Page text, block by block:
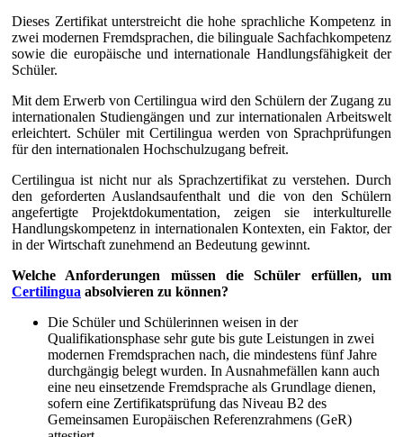
Dieses Zertifikat unterstreicht die hohe sprachliche Kompetenz in
zwei modernen Fremdsprachen, die bilinguale Sachfachkompetenz
sowie die europäische und internationale Handlungsfähigkeit der
Schüler.
Mit dem Erwerb von Certilingua wird den Schülern der Zugang zu
internationalen Studiengängen und zur internationalen Arbeitswelt
erleichtert. Schüler mit Certilingua werden von Sprachprüfungen
für den internationalen Hochschulzugang befreit.
Certilingua ist nicht nur als Sprachzertifikat zu verstehen. Durch
den geforderten Auslandsaufenthalt und die von den Schülern
angefertigte Projektdokumentation, zeigen sie interkulturelle
Handlungskompetenz in internationalen Kontexten, ein Faktor, der
in der Wirtschaft zunehmend an Bedeutung gewinnt.
Welche Anforderungen müssen die Schüler erfüllen, um
Certilingua absolvieren zu können?
Die Schüler und Schülerinnen weisen in der
Qualifikationsphase sehr gute bis gute Leistungen in zwei
modernen Fremdsprachen nach, die mindestens fünf Jahre
durchgängig belegt wurden. In Ausnahmefällen kann auch
eine neu einsetzende Fremdsprache als Grundlage dienen,
sofern eine Zertifikatsprüfung das Niveau B2 des
Gemeinsamen Europäischen Referenzrahmens (GeR)